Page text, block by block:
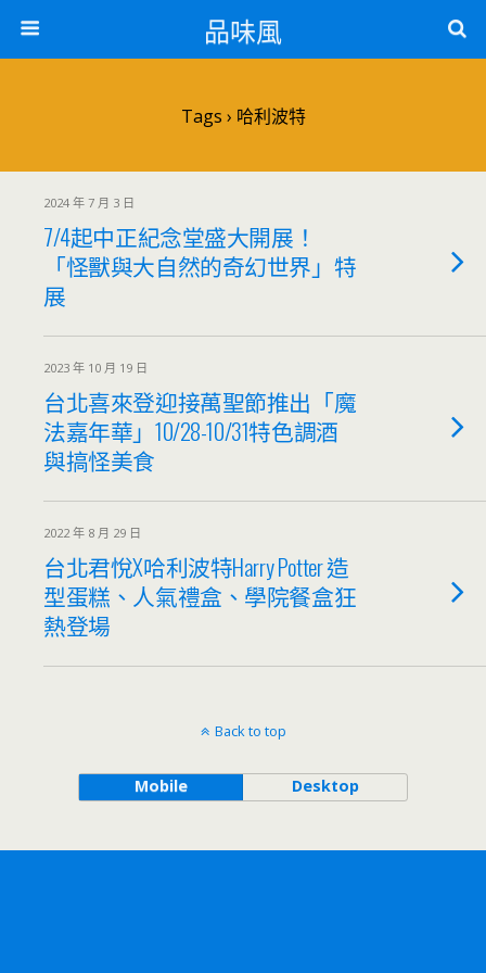
品味風
Tags › 哈利波特
2024 年 7 月 3 日
7/4起中正紀念堂盛大開展！
「怪獸與大自然的奇幻世界」特
展
2023 年 10 月 19 日
台北喜來登迎接萬聖節推出「魔
法嘉年華」10/28-10/31特色調酒
與搞怪美食
2022 年 8 月 29 日
台北君悅X哈利波特Harry Potter 造
型蛋糕、人氣禮盒、學院餐盒狂
熱登場
Back to top
Mobile Desktop